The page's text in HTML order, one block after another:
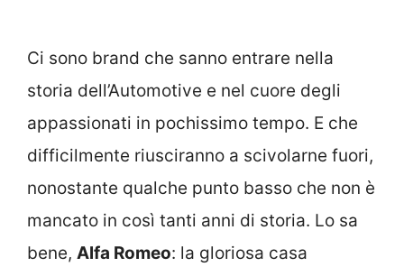
Ci sono brand che sanno entrare nella
storia dell’Automotive e nel cuore degli
appassionati in pochissimo tempo. E che
difficilmente riusciranno a scivolarne fuori,
nonostante qualche punto basso che non è
mancato in così tanti anni di storia. Lo sa
bene, Alfa Romeo: la gloriosa casa